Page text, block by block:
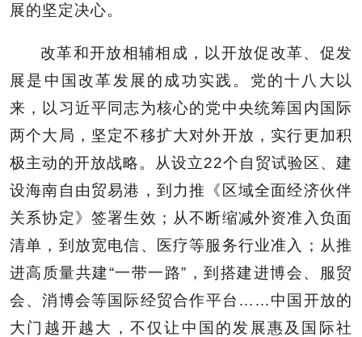
展的坚定决心。
改革和开放相辅相成，以开放促改革、促发
展是中国改革发展的成功实践。党的十八大以
来，以习近平同志为核心的党中央统筹国内国际
两个大局，坚定不移扩大对外开放，实行更加积
极主动的开放战略。从设立22个自贸试验区、建
设海南自由贸易港，到力推《区域全面经济伙伴
关系协定》签署生效；从不断缩减外资准入负面
清单，到放宽电信、医疗等服务行业准入；从推
进高质量共建“一带一路”，到搭建进博会、服贸
会、消博会等国际经贸合作平台……中国开放的
大门越开越大，不仅让中国的发展惠及国际社